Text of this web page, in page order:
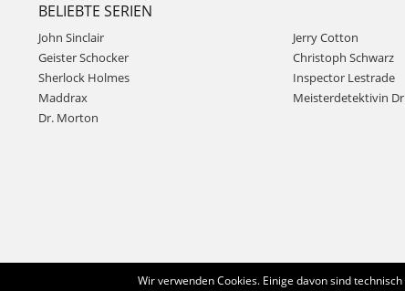
BELIEBTE SERIEN
John Sinclair
Geister Schocker
Sherlock Holmes
Maddrax
Dr. Morton
Jerry Cotton
Christoph Schwarz
Inspector Lestrade
Meisterdetektivin
Wir verwenden Cookies. Einige davon sind